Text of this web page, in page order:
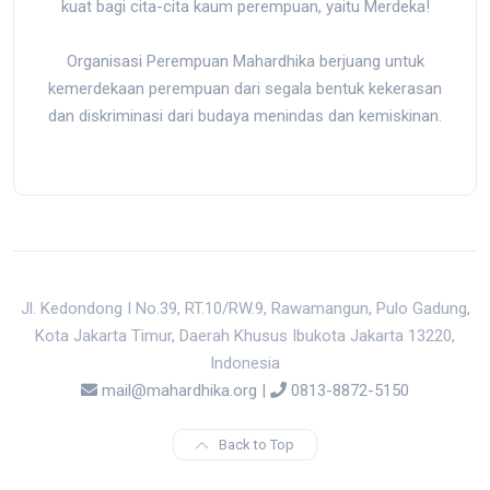
kuat bagi cita-cita kaum perempuan, yaitu Merdeka!
Organisasi Perempuan Mahardhika berjuang untuk
kemerdekaan perempuan dari segala bentuk kekerasan
dan diskriminasi dari budaya menindas dan kemiskinan.
Jl. Kedondong I No.39, RT.10/RW.9, Rawamangun, Pulo Gadung,
Kota Jakarta Timur, Daerah Khusus Ibukota Jakarta 13220,
Indonesia
mail@mahardhika.org
0813-8872-5150
Back to Top